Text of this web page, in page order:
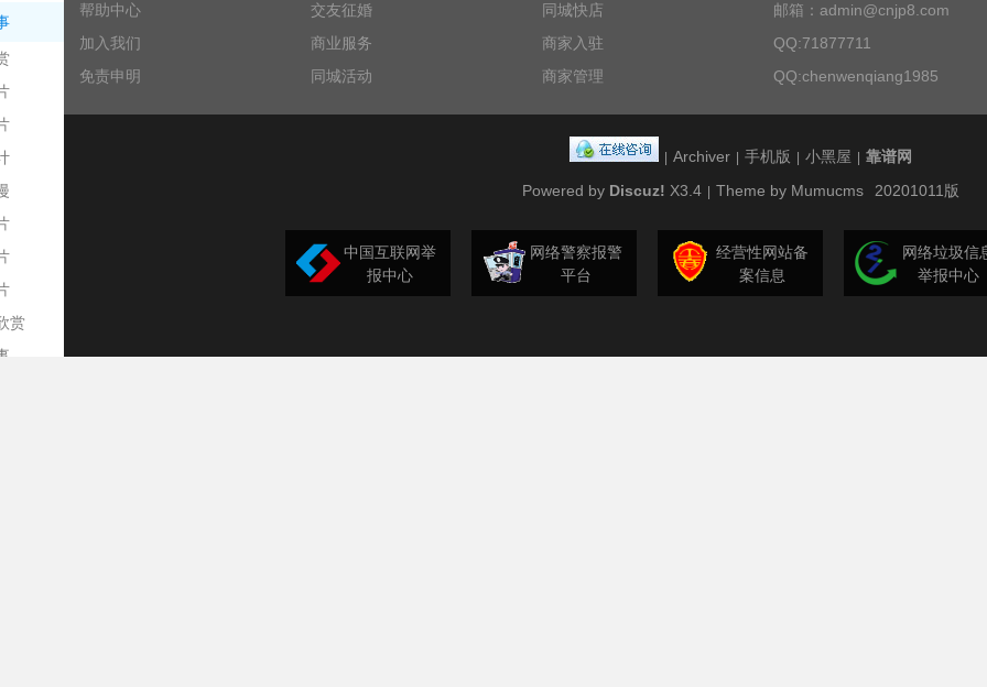
赏
帮助中心
加入我们
免责申明
交友征婚
商业服务
同城活动
同城快店
商家入驻
商家管理
邮箱：admin@cnjp8.com
QQ:71877711
QQ:chenwenqiang1985
Archiver 手机版 小黑屋
靠谱网
Powered by Discuz! X3.4 Theme by Mumucms 20201011版
中国互联网举
报中心
网络警察报警
平台
经营性网站备
案信息
网络垃圾信
举报中心